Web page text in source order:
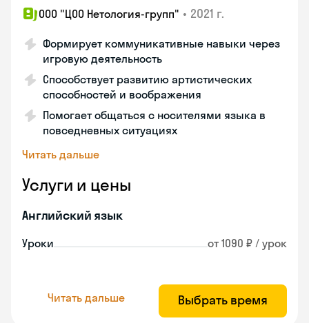
ООО "ЦОО Нетология-групп" • 2021 г.
Формирует коммуникативные навыки через
игровую деятельность
Способствует развитию артистических
способностей и воображения
Помогает общаться с носителями языка в
повседневных ситуациях
Читать дальше
Услуги и цены
Английский язык
Уроки от 1090 ₽ / урок
Читать дальше Выбрать время